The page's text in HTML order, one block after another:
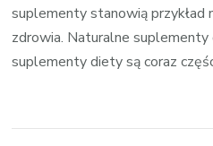
suplementy stanowią przykład
zdrowia. Naturalne suplementy
suplementy diety są coraz